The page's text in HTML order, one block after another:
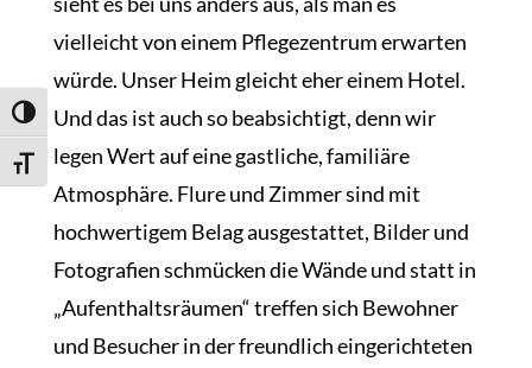
Umschalten auf hohe Kontraste
Schrift vergrößern
vielleicht von einem Pflegezentrum erwarten
würde. Unser Heim gleicht eher einem Hotel.
Und das ist auch so beabsichtigt, denn wir
legen Wert auf eine gastliche, familiäre
Atmosphäre. Flure und Zimmer sind mit
hochwertigem Belag ausgestattet, Bilder und
Fotografien schmücken die Wände und statt in
„Aufenthaltsräumen“ treffen sich Bewohner
und Besucher in der freundlich eingerichteten